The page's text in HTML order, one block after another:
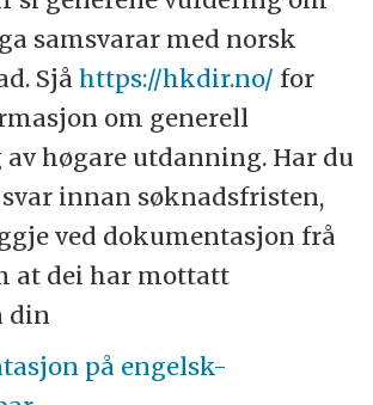
samsvarar med norsk
Sjåhttps://hkdir.no/ for
om generell
høgare utdanning. Har du
innan søknadsfristen,
ved dokumentasjon frå
at dei har mottatt
din
på engelsk-